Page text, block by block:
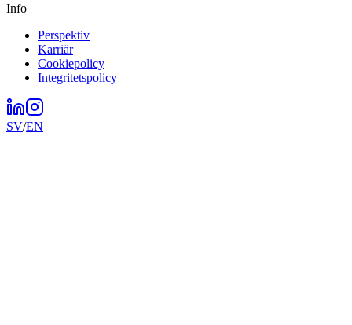
Info
Perspektiv
Karriär
Cookiepolicy
Integritetspolicy
SV/EN